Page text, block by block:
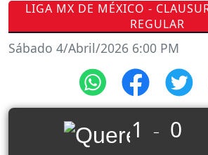
LIGA MX DE MÉXICO -
REGULAR
Sábado 4/Abril/2026 6:00 PM
1 _ 0